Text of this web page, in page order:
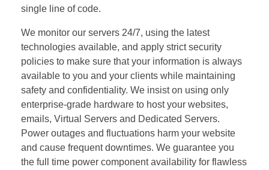
single line of code.
We monitor our servers 24/7, using the latest
technologies available, and apply strict security
policies to make sure that your information is always
available to you and your clients while maintaining
safety and confidentiality. We insist on using only
enterprise-grade hardware to host your websites,
emails, Virtual Servers and Dedicated Servers.
Power outages and fluctuations harm your website
and cause frequent downtimes. We guarantee you
the full time power component availability for flawless